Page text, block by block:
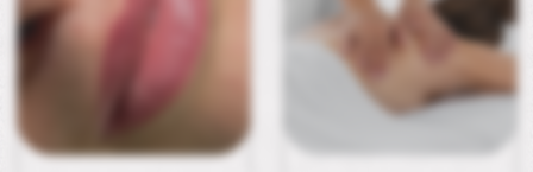
МИННИКОВА
косметологии
АННА
ЛЮКОВА
врач-хирург